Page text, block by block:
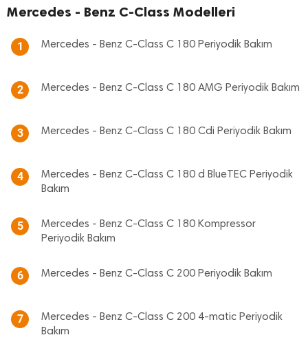
Mercedes - Benz C-Class Modelleri
1 Mercedes - Benz C-Class C 180 Periyodik Bakım
2 Mercedes - Benz C-Class C 180 AMG Periyodik Bakım
3 Mercedes - Benz C-Class C 180 Cdi Periyodik Bakım
4
Mercedes - Benz C-Class C 180 d BlueTEC Periyodik
Bakım
5
Mercedes - Benz C-Class C 180 Kompressor
Periyodik Bakım
6 Mercedes - Benz C-Class C 200 Periyodik Bakım
7
Mercedes - Benz C-Class C 200 4-matic Periyodik
Bakım